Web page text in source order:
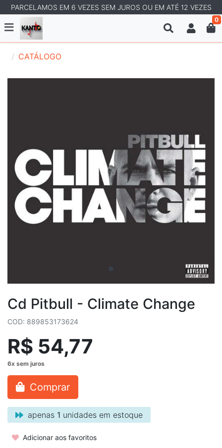
PARCELAMOS EM 6 VEZES SEM JUROS OU EM ATÉ 12 VEZES
0
CATÁLOGO
Cd Pitbull - Climate Change
COD: 889853173624
R$ 54,77
Comprar
apenas 1 unidades em estoque
Adicionar aos favoritos